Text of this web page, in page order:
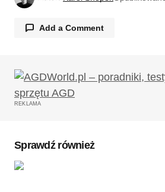
Add a Comment
Twój adres email nie zostanie
Wymagane pola są oznaczone
REKLAMA
Sprawdź również